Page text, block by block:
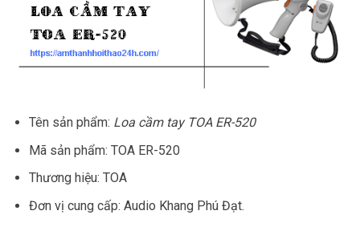
Tên sản phẩm: Loa cầm tay TOA ER-520
Mã sản phẩm: TOA ER-520
Thương hiệu: TOA
Đơn vị cung cấp: Audio Khang Phú Đạt.